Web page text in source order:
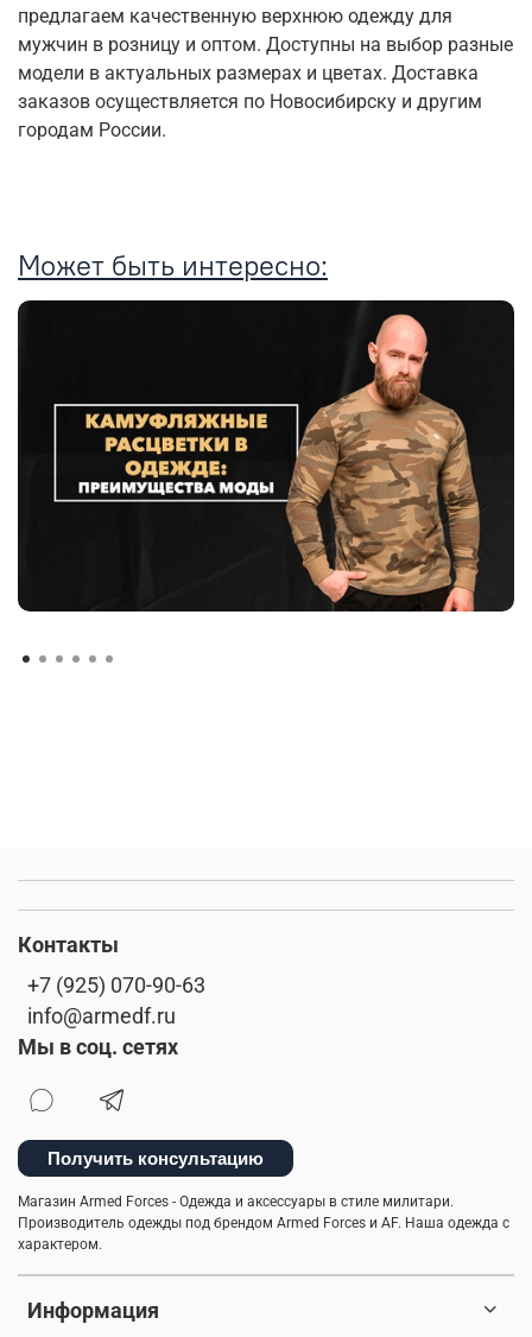
предлагаем качественную верхнюю одежду для
мужчин в розницу и оптом. Доступны на выбор разные
модели в актуальных размерах и цветах. Доставка
заказов осуществляется по Новосибирску и другим
городам России.
Может быть интересно:
Информация
Контакты
+7 (925) 070-90-63
info@armedf.ru
Мы в соц. сетях
Получить консультацию
Магазин Armed Forces - Одежда и аксессуары в стиле милитари.
Производитель одежды под брендом Armed Forces и AF. Наша одежда с
характером.